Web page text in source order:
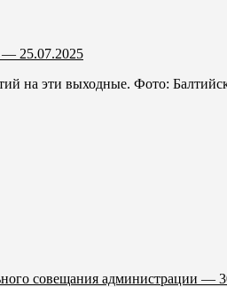
25.07.2025
на эти выходные. Фото:
совещания администрации —